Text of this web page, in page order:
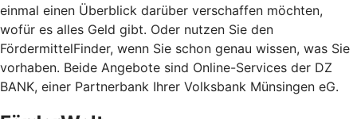
einmal einen Überblick darüber verschaffen möchten,
wofür es alles Geld gibt. Oder nutzen Sie den
FördermittelFinder, wenn Sie schon genau wissen, was Sie
vorhaben. Beide Angebote sind Online-Services der DZ
BANK, einer Partnerbank Ihrer Volksbank Münsingen eG.